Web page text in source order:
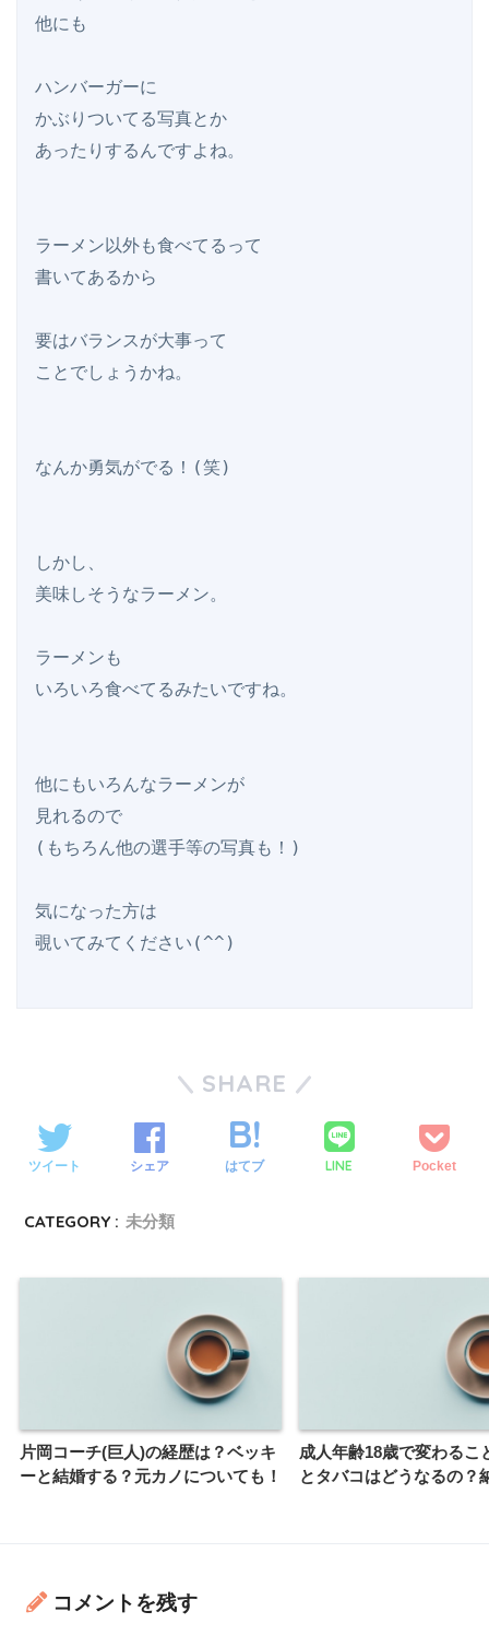
他にも
ハンバーガーに
かぶりついてる写真とか
あったりするんですよね。
ラーメン以外も食べてるって
書いてあるから
要はバランスが大事って
ことでしょうかね。
なんか勇気がでる！(笑)
しかし、
美味しそうなラーメン。
ラーメンも
いろいろ食べてるみたいですね。
他にもいろんなラーメンが
見れるので
(もちろん他の選手等の写真も！)
気になった方は
SHARE
ツイート シェア はてブ LINE Pocket
CATEGORY : 未分類
片岡コーチ(巨人)の経歴は？ベッキ
ーと結婚する？元カノについても！
成人年齢18歳で変わるこ
とタバコはどうなるの？
コメントを残す